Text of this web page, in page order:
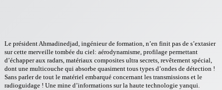
Le président Ahmadinedjad, ingénieur de formation, n’en finit pas de s’extasier
sur cette merveille tombée du ciel: aérodynamisme, profilage permettant
d’échapper aux radars, matériaux composites ultra secrets, revêtement spécial,
dont une multicouche qui absorbe quasiment tous types d’ondes de détection !
Sans parler de tout le matériel embarqué concernant les transmissions et le
radioguidage ! Une mine d’informations sur la haute technologie yanqui.